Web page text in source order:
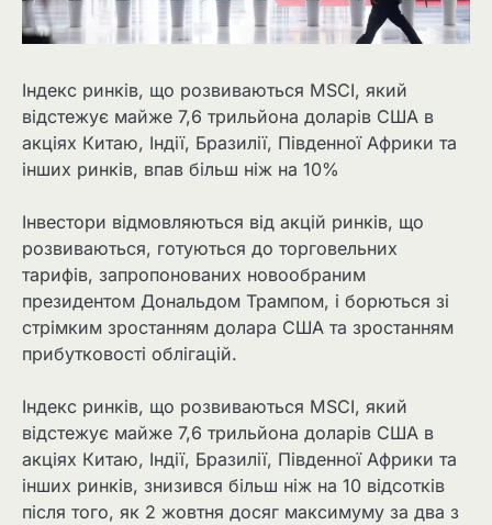
Індекс ринків, що розвиваються MSCI, який
відстежує майже 7,6 трильйона доларів США в
акціях Китаю, Індії, Бразилії, Південної Африки та
інших ринків, впав більш ніж на 10%
Інвестори відмовляються від акцій ринків, що
розвиваються, готуються до торговельних
тарифів, запропонованих новообраним
президентом Дональдом Трампом, і борються зі
стрімким зростанням долара США та зростанням
прибутковості облігацій.
Індекс ринків, що розвиваються MSCI, який
відстежує майже 7,6 трильйона доларів США в
акціях Китаю, Індії, Бразилії, Південної Африки та
інших ринків, знизився більш ніж на 10 відсотків
після того, як 2 жовтня досяг максимуму за два з